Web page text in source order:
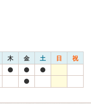
木 金 土 日 祝